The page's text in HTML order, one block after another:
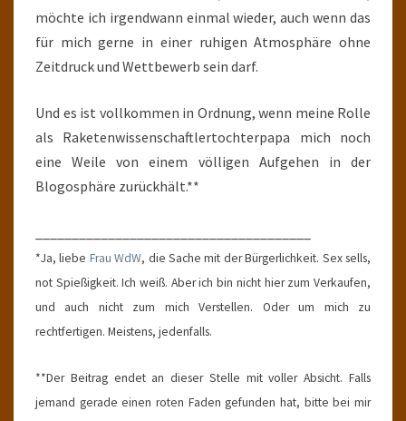
möchte ich irgendwann einmal wieder, auch wenn das
für mich gerne in einer ruhigen Atmosphäre ohne
Zeitdruck und Wettbewerb sein darf.
Und es ist vollkommen in Ordnung, wenn meine Rolle
als Raketenwissenschaftlertochterpapa mich noch
eine Weile von einem völligen Aufgehen in der
Blogosphäre zurückhält.**
*Ja, liebe Frau WdW, die Sache mit der Bürgerlichkeit. Sex sells,
not Spießigkeit. Ich weiß. Aber ich bin nicht hier zum Verkaufen,
und auch nicht zum mich Verstellen. Oder um mich zu
rechtfertigen. Meistens, jedenfalls.
**Der Beitrag endet an dieser Stelle mit voller Absicht. Falls
jemand gerade einen roten Faden gefunden hat, bitte bei mir